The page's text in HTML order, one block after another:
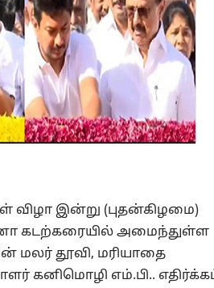
விழா இன்று (புதன்கிழமை)
கடற்கரையில் அமைந்துள்ள
மலர் தூவி, மரியாதை
கனிமொழி எம்.பி..